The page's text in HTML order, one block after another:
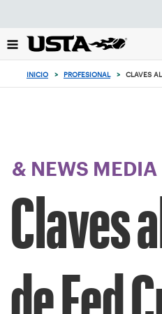
el
botón
INICIO > PROFESIONAL > CLAVES
& NEWS MEDIA
Claves
de Fed